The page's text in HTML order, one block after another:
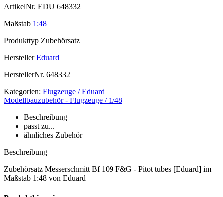
ArtikelNr. EDU 648332
Maßstab 1:48
Produkttyp Zubehörsatz
Hersteller Eduard
HerstellerNr. 648332
Kategorien: Flugzeuge / Eduard
Modellbauzubehör - Flugzeuge / 1/48
Beschreibung
passt zu...
ähnliches Zubehör
Beschreibung
Zubehörsatz Messerschmitt Bf 109 F&G - Pitot tubes [Eduard] im
Maßstab 1:48 von Eduard